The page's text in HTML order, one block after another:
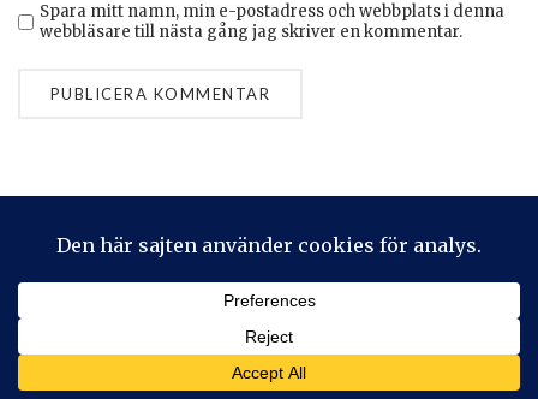
Spara mitt namn, min e-postadress och webbplats i denna
webbläsare till nästa gång jag skriver en kommentar.
2026 © Stickeralla Theme by
Privacy & Cookies: This site uses cookies. By continuing to use
this website, you agree to their use.
To find out more, including how to control cookies, see here: